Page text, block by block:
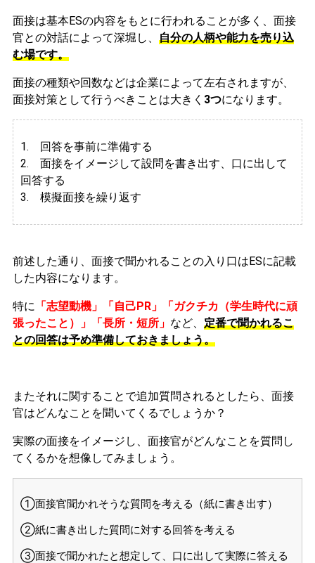
面接は基本ESの内容をもとに行われることが多く、面接
官との対話によって深堀し、 自分の人柄や能力を売り込
む場です。
面接の種類や回数などは企業によって左右されますが、
面接対策として行うべきことは大きく 3つになります。
1. 回答を事前に準備する
2. 面接をイメージして設問を書き出す、口に出して
回答する
3. 模擬面接を繰り返す
前述した通り、面接で聞かれることの入り口はESに記載
した内容になります。
特に 「志望動機」「自己PR」「ガクチカ（学生時代に頑
張ったこと）」「長所・短所」 など、 定番で聞かれるこ
との回答は予め準備しておきましょう。
またそれに関することで追加質問されるとしたら、面接
官はどんなことを聞いてくるでしょうか？
実際の面接をイメージし、面接官がどんなことを質問し
てくるかを想像してみましょう。
①面接官聞かれそうな質問を考える（紙に書き出す）
②紙に書き出した質問に対する回答を考える
③面接で聞かれたと想定して、口に出して実際に答える